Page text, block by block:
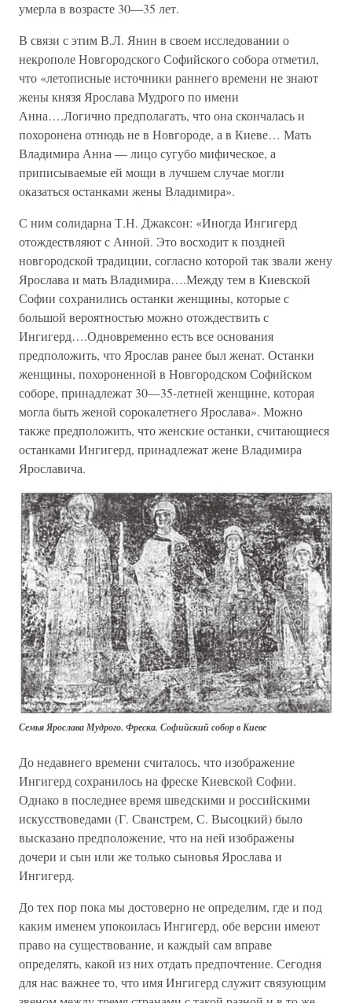
умерла в возрасте 30—35 лет.
В связи с этим В.Л. Янин в своем исследовании о
некрополе Новгородского Софийского собора отметил,
что «летописные источники раннего времени не знают
жены князя Ярослава Мудрого по имени
Анна….Логично предполагать, что она скончалась и
похоронена отнюдь не в Новгороде, а в Киеве… Мать
Владимира Анна — лицо сугубо мифическое, а
приписываемые ей мощи в лучшем случае могли
оказаться останками жены Владимира».
С ним солидарна Т.Н. Джаксон: «Иногда Ингигерд
отождествляют с Анной. Это восходит к поздней
новгородской традиции, согласно которой так звали жену
Ярослава и мать Владимира….Между тем в Киевской
Софии сохранились останки женщины, которые с
большой вероятностью можно отождествить с
Ингигерд….Одновременно есть все основания
предположить, что Ярослав ранее был женат. Останки
женщины, похороненной в Новгородском Софийском
соборе, принадлежат 30—35-летней женщине, которая
могла быть женой сорокалетнего Ярослава». Можно
также предположить, что женские останки, считающиеся
останками Ингигерд, принадлежат жене Владимира
Ярославича.
Семья Ярослава Мудрого. Фреска. Софийский собор в Киеве
До недавнего времени считалось, что изображение
Ингигерд сохранилось на фреске Киевской Софии.
Однако в последнее время шведскими и российскими
искусствоведами (Г. Сванстрем, С. Высоцкий) было
высказано предположение, что на ней изображены
дочери и сын или же только сыновья Ярослава и
Ингигерд.
До тех пор пока мы достоверно не определим, где и под
каким именем упокоилась Ингигерд, обе версии имеют
право на существование, и каждый сам вправе
определять, какой из них отдать предпочтение. Сегодня
для нас важнее то, что имя Ингигерд служит связующим